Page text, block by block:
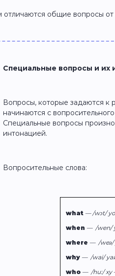
отличаются общие вопросы от
Специальные вопросы и их
Вопросы, которые задаются к
начинаются с
Специальные вопросы
интонацией.
Вопросительные слова:
what — /wɔt/
when — /wen/
where — /weə/
why — /wai/
who — /hu:/ ху